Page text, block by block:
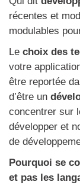
récentes et
modulables
Le choix des
votre
être reportée
d’être un
concentrer sur
développer et
de
Pourquoi se
et pas les